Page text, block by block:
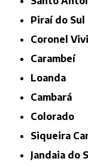
Piraí do Sul
Coronel
Carambeí
Loanda
Cambará
Colorado
Siqueira
Jandaia do